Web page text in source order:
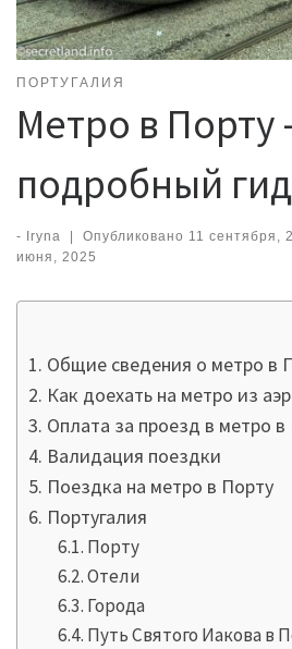
ПОРТУГАЛИЯ
Метро в Порту
подробный гид
- Iryna Опубликовано 11 сентября,
июня, 2025
Общие сведения о метро в
Как доехать на метро из
Оплата за проезд в метро в
Валидация поездки
Поездка на метро в Порту
Португалия
Порту
Отели
Города
Путь Святого Иакова в